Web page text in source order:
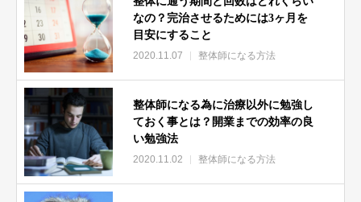
なり、検索していただいた方が良いですね。
年収は「雇われ」と「開業」と変わってきますが、雇われの場
合だいたい20万円です。忙しくても30～35万くらいでしょ
う。
詳しく知りたい方はこちらの記事を、ぜひご覧くださいね。
[st-card myclass="" id=2630 label="" pc_height="" name=""
なの？完治させるためには3ヶ月を
目安にすること
2020.11.07 整体師になる方法
整体師になる為に治療以外に勉強し
ておく事とは？開業までの効率の良
い勉強法
2020.11.02 整体師になる方法